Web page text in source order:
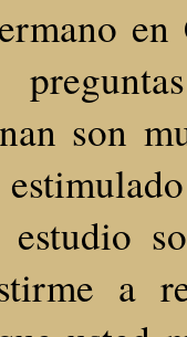
son
estudio
a